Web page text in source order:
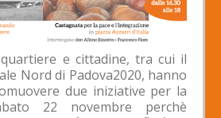
e cittadine, tra cui il
Nord di Padova2020, hanno
due iniziative per la
22 novembre perchè